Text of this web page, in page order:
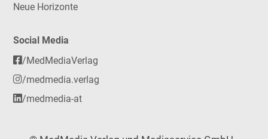
Neue Horizonte
Social Media
/MedMediaVerlag
/medmedia.verlag
/medmedia-at